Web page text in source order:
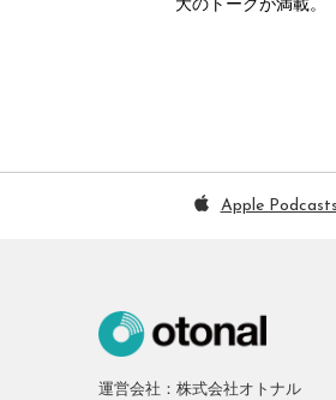
大のトークが満載。
Apple Podcasts
運営会社：株式会社オトナル